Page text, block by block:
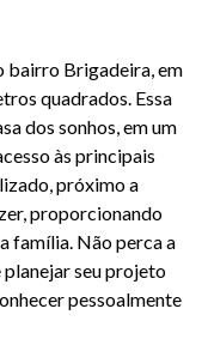
bairro Brigadeira, em
quadrados. Essa
dos sonhos, em um
às principais
próximo a
proporcionando
família. Não perca a
seu projeto
pessoalmente